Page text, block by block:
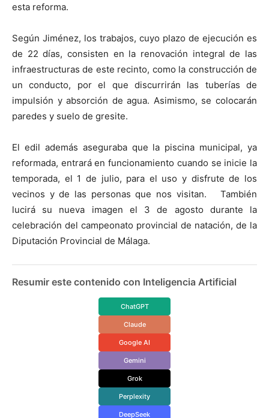
esta reforma.
Según Jiménez, los trabajos, cuyo plazo de ejecución es
de 22 días, consisten en la renovación integral de las
infraestructuras de este recinto, como la construcción de
un conducto, por el que discurrirán las tuberías de
impulsión y absorción de agua. Asimismo, se colocarán
paredes y suelo de gresite.
El edil además aseguraba que la piscina municipal, ya
reformada, entrará en funcionamiento cuando se inicie la
temporada, el 1 de julio, para el uso y disfrute de los
vecinos y de las personas que nos visitan. También
lucirá su nueva imagen el 3 de agosto durante la
celebración del campeonato provincial de natación, de la
Diputación Provincial de Málaga.
Resumir este contenido con Inteligencia Artificial
ChatGPT
Claude
Google AI
Gemini
Grok
Perplexity
DeepSeek